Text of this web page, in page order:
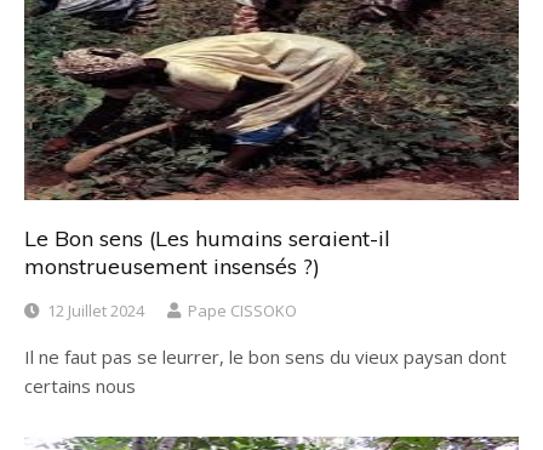
Le Bon sens (Les humains seraient-il
monstrueusement insensés ?)
12 Juillet 2024 Pape CISSOKO
Il ne faut pas se leurrer, le bon sens du vieux paysan dont
certains nous